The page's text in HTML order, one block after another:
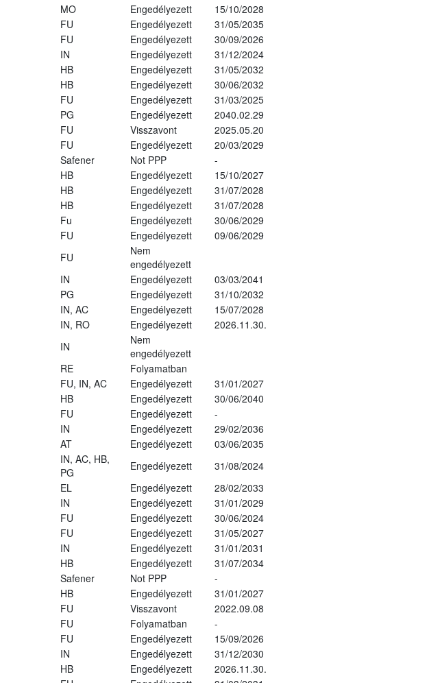
MO Engedélyezett
15/10/2028
FU Engedélyezett
31/05/2035
FU Engedélyezett
30/09/2026
IN Engedélyezett
31/12/2024
HB Engedélyezett
31/05/2032
HB Engedélyezett
30/06/2032
FU Engedélyezett
31/03/2025
PG Engedélyezett
2040.02.29
FU Visszavont
2025.05.20
FU Engedélyezett
20/03/2029
Safener Not PPP
-
HB Engedélyezett
15/10/2027
HB Engedélyezett
31/07/2028
HB Engedélyezett
31/07/2028
Fu Engedélyezett
30/06/2029
FU Engedélyezett
09/06/2029
FU
Nem
engedélyezett
IN Engedélyezett
03/03/2041
PG Engedélyezett
31/10/2032
IN, AC Engedélyezett
15/07/2028
IN, RO Engedélyezett
2026.11.30.
IN
Nem
engedélyezett
RE
Folyamatban
FU, IN, AC Engedélyezett
31/01/2027
HB Engedélyezett
30/06/2040
FU Engedélyezett
-
IN Engedélyezett
29/02/2036
AT Engedélyezett
03/06/2035
IN, AC, HB,
PG
Engedélyezett
31/08/2024
EL Engedélyezett
28/02/2033
IN Engedélyezett
31/01/2029
FU Engedélyezett
30/06/2024
FU Engedélyezett
31/05/2027
IN Engedélyezett
31/01/2031
HB Engedélyezett
31/07/2034
Safener Not PPP
-
HB Engedélyezett
31/01/2027
FU Visszavont
2022.09.08
FU Folyamatban
-
FU Engedélyezett
15/09/2026
IN Engedélyezett
31/12/2030
HB Engedélyezett
2026.11.30.